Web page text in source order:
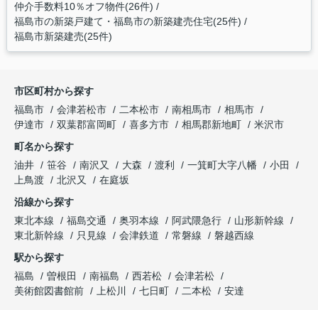
仲介手数料10％オフ物件(26件)
福島市の新築戸建て・福島市の新築建売住宅(25件)
福島市新築建売(25件)
市区町村から探す
福島市
会津若松市 二本松市 南相馬市
相馬市
伊達市
双葉郡富岡町 喜多方市 相馬郡新地町
米沢市
町名から探す
油井
笹谷 南沢又 大森 渡利 一箕町大字八幡
小田
上鳥渡
北沢又
在庭坂
沿線から探す
東北本線
福島交通 奥羽本線 阿武隈急行
山形新幹線
東北新幹線
只見線 会津鉄道 常磐線
磐越西線
駅から探す
福島
曽根田 南福島 西若松
会津若松
美術館図書館前
上松川 七日町 二本松 安達